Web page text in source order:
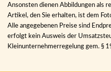
Ansonsten dienen Abbildungen als
Artikel, den Sie erhalten, ist dem
Alle angegebenen Preise sind
erfolgt kein Ausweis der
Kleinunternehmerregelung gem. §